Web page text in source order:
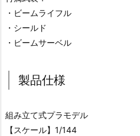
・ビームライフル
・シールド
・ビームサーベル
製品仕様
組み立て式プラモデル
【スケール】1/144